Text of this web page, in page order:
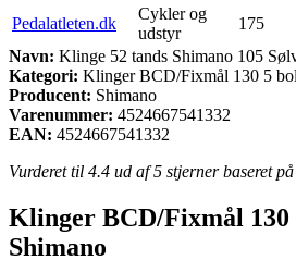
Pedalatleten.dk
Cykler og
udstyr
175
Navn: Klinge 52 tands Shimano 105
Kategori: Klinger BCD/Fixmål 130 5
Producent: Shimano
Varenummer: 4524667541332
EAN: 4524667541332
Vurderet til 4.4 ud af 5 stjerner baseret på
Klinger BCD/Fixmål
Shimano